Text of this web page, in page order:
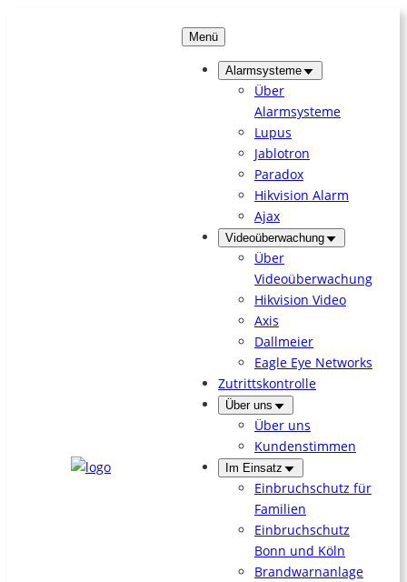
Menü
Alarmsysteme
Über
Alarmsysteme
Lupus
Jablotron
Paradox
Hikvision Alarm
Ajax
Videoüberwachung
Über
Videoüberwachung
Hikvision Video
Axis
Dallmeier
Eagle Eye Networks
Zutrittskontrolle
Über uns
Über uns
Kundenstimmen
Im Einsatz
Einbruchschutz für
Familien
Einbruchschutz
Bonn und Köln
Brandwarnanlage